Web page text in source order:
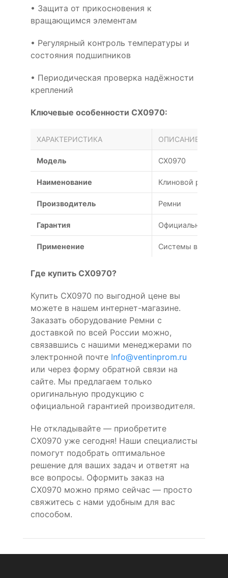
• Защита от прикосновения к
вращающимся элементам
• Регулярный контроль температуры и
состояния подшипников
• Периодическая проверка надёжности
креплений
Ключевые особенности CX0970:
ХАРАКТЕРИСТИКА ОПИСАНИЕ
Модель CX0970
Наименование Клиновой ремень
Производитель Ремни
Гарантия Официальная
Применение Системы
Где купить CX0970?
Купить CX0970 по выгодной цене вы
можете в нашем интернет-магазине.
Заказать оборудование Ремни с
доставкой по всей России можно,
связавшись с нашими менеджерами по
электронной почте Info@ventinprom.ru
или через форму обратной связи на
сайте. Мы предлагаем только
оригинальную продукцию с
официальной гарантией производителя.
Не откладывайте — приобретите
CX0970 уже сегодня! Наши специалисты
помогут подобрать оптимальное
решение для ваших задач и ответят на
все вопросы. Оформить заказ на
CX0970 можно прямо сейчас — просто
свяжитесь с нами удобным для вас
способом.